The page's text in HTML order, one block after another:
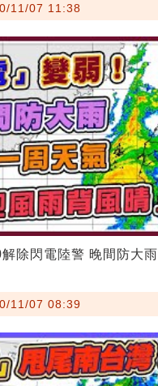
11/07 11:38
除閃電陸警 晚間防大雨
11/07 08:39